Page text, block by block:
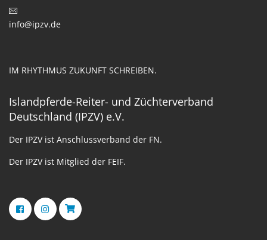
info@ipzv.de
IM RHYTHMUS ZUKUNFT SCHREIBEN.
Islandpferde-Reiter- und Züchterverband
Deutschland (IPZV) e.V.
Der IPZV ist Anschlussverband der FN.
Der IPZV ist Mitglied der FEIF.